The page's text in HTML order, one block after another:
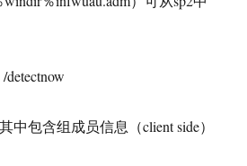
中包含组成员信息（client side）